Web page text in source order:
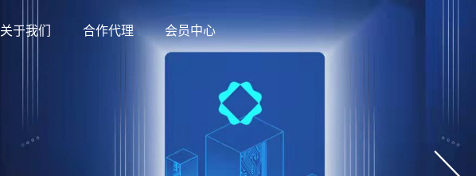
关于我们 合作代理 会员中心